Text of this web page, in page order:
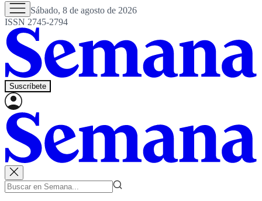
Sábado, 8 de agosto de 2026
ISSN 2745-2794
Suscríbete